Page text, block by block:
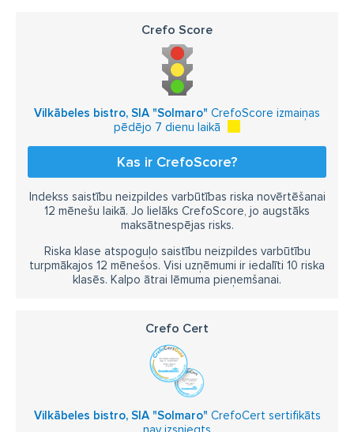
Crefo Score
Vilkābeles bistro, SIA "Solmaro" CrefoScore izmaiņas
pēdējo 7 dienu laikā
Kas ir CrefoScore?
Indekss saistību neizpildes varbūtības riska novērtēšanai
12 mēnešu laikā. Jo lielāks CrefoScore, jo augstāks
maksātnespējas risks.
Riska klase atspoguļo saistību neizpildes varbūtību
turpmākajos 12 mēnešos. Visi uzņēmumi ir iedalīti 10 riska
klasēs. Kalpo ātrai lēmuma pieņemšanai.
Crefo Cert
Vilkābeles bistro, SIA "Solmaro" CrefoCert sertifikāts